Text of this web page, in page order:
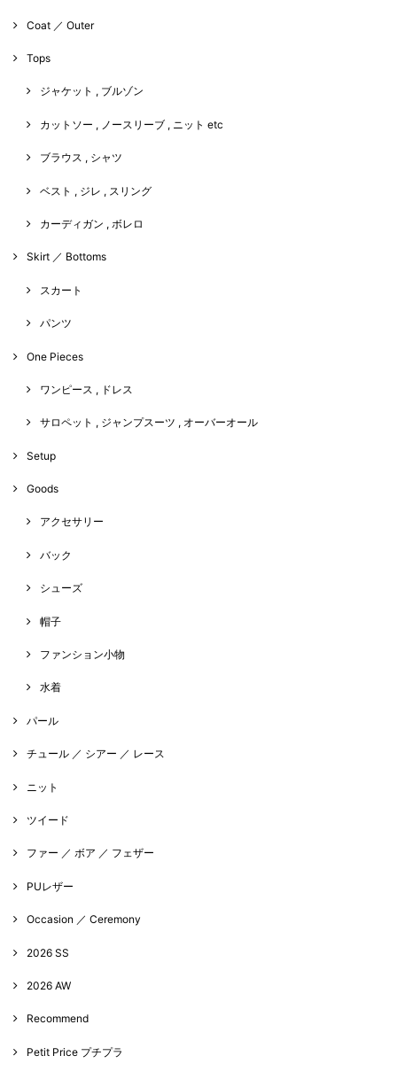
Coat ／ Outer
Tops
ジャケット , ブルゾン
カットソー , ノースリーブ , ニット etc
ブラウス , シャツ
ベスト , ジレ , スリング
カーディガン , ボレロ
Skirt ／ Bottoms
スカート
パンツ
One Pieces
ワンピース , ドレス
サロペット , ジャンプスーツ , オーバーオール
Setup
Goods
アクセサリー
バック
シューズ
帽子
ファンション小物
水着
パール
チュール ／ シアー ／ レース
ニット
ツイード
ファー ／ ボア ／ フェザー
PUレザー
Occasion ／ Ceremony
2026 SS
2026 AW
Recommend
Petit Price プチプラ